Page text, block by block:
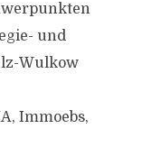
und
Wulkow
Immoebs,